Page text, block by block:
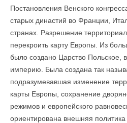
Постановления Венского
старых династий во Франции,
странах. Разрешение
перекроить карту Европы. Из
было создано Царство Польское,
империю. Была создана так
подразумевавшая изменение
карты Европы, сохранение
режимов и европейского
ориентирована внешняя